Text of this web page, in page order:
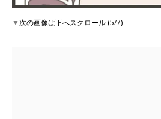
▼次の画像は下へスクロール (5/7)